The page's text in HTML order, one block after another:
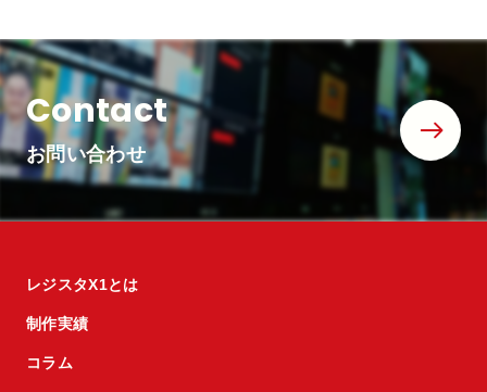
Contact
お問い合わせ
レジスタX1とは
制作実績
コラム